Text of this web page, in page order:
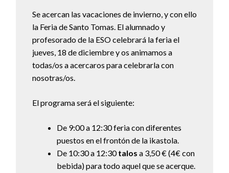
Se acercan las vacaciones de invierno, y con ello
la Feria de Santo Tomas. El alumnado y
profesorado de la ESO celebrará la feria el
jueves, 18 de diciembre y os animamos a
todas/os a acercaros para celebrarla con
nosotras/os.
El programa será el siguiente:
De 9:00 a 12:30 feria con diferentes
puestos en el frontón de la ikastola.
De 10:30 a 12:30talos a 3,50 € (4€ con
bebida) para todo aquel que se acerque.